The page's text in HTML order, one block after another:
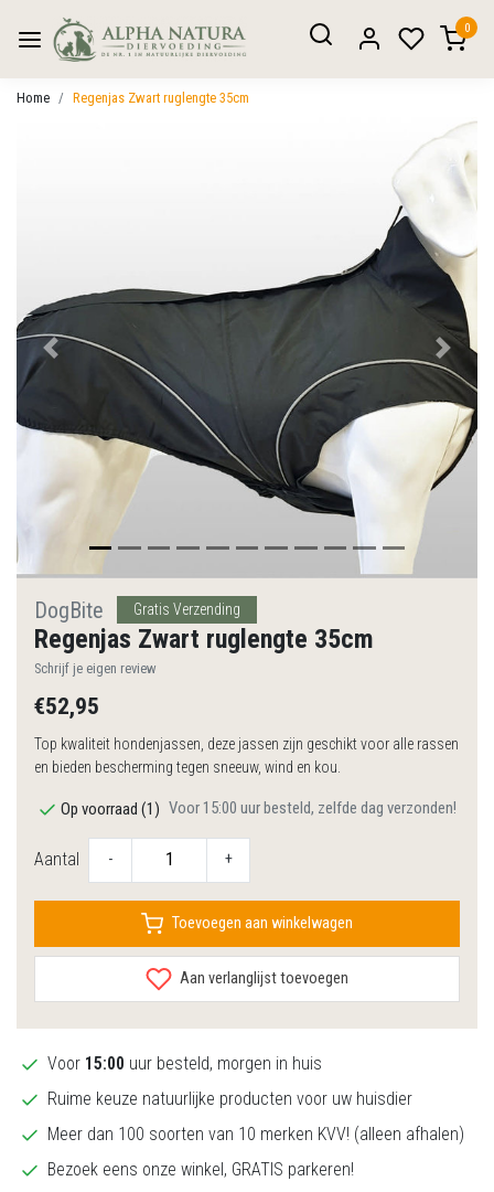
0
Home Regenjas Zwart ruglengte 35cm
Vorige
DogBite Gratis Verzending
Regenjas Zwart ruglengte 35cm
Schrijf je eigen review
€52,95
Top kwaliteit hondenjassen, deze jassen zijn geschikt voor alle rassen
en bieden bescherming tegen sneeuw, wind en kou.
Op voorraad (1) Voor 15:00 uur besteld, zelfde dag verzonden!
Aantal - +
Toevoegen aan winkelwagen
Aan verlanglijst toevoegen
Voor 15:00 uur besteld, morgen in huis
Ruime keuze natuurlijke producten voor uw huisdier
Meer dan 100 soorten van 10 merken KVV! (alleen afhalen)
Bezoek eens onze winkel, GRATIS parkeren!